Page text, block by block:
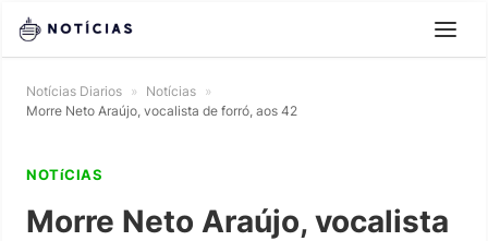
Notícias Diarios » Notícias »
Morre Neto Araújo, vocalista de forró, aos 42
NOTíCIAS
Morre Neto Araújo, vocalista